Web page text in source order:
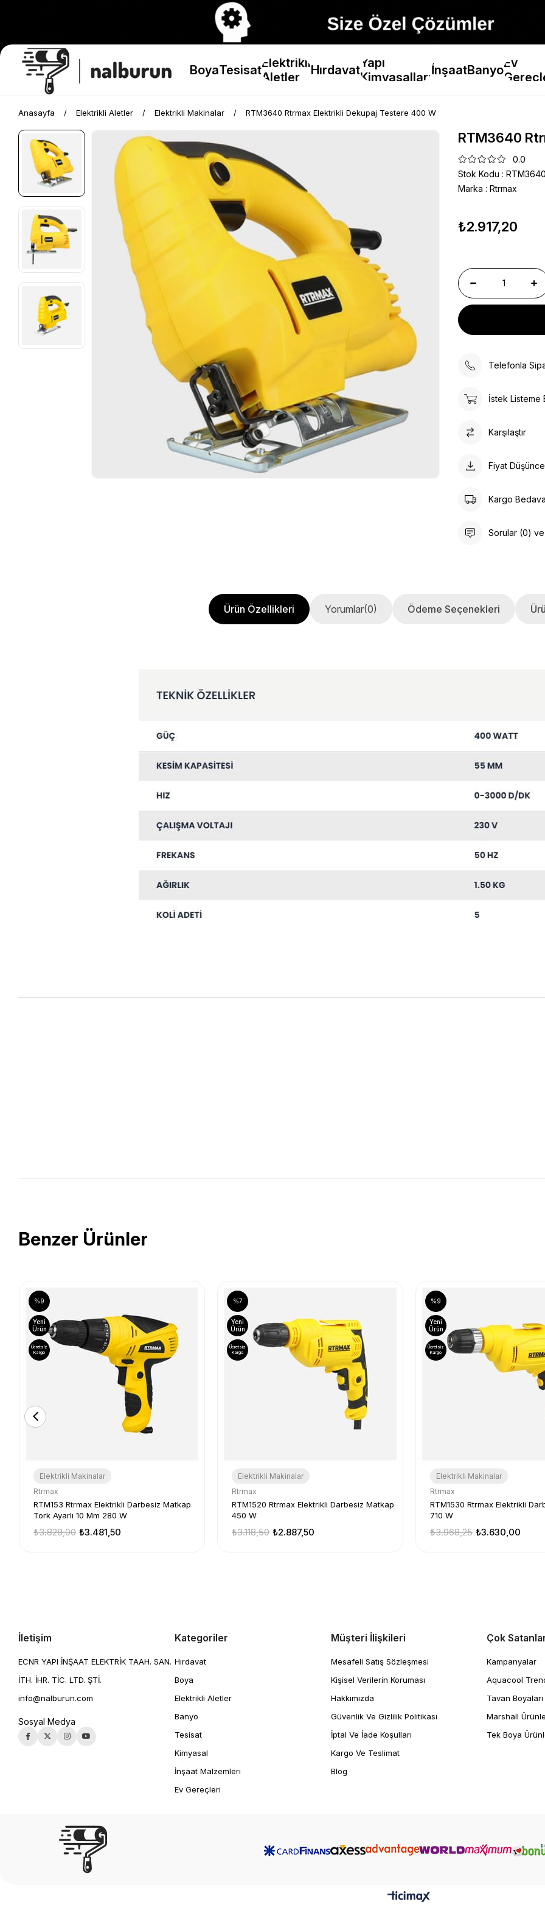
BoyaTesisatElektrikli
Aletler
HırdavatYapı
KimyasallarıİnşaatBanyoEv
Anasayfa Elektrikli Aletler Elektrikli Makinalar RTM3640 Rtrmax Elektrikli Dekupaj Testere 400 W
RTM3640
0.0
Stok Kodu
RTM3640
Marka : Rtrmax
₺2.917,20
Telefonla
İstek Listeme
Karşılaştır
Fiyat
Kargo Bedava
Sorular (0)
Ürün Özellikleri Yorumlar(0) Ödeme Seçenekleri
Benzer Ürünler
Elektrikli Makinalar
Rtrmax
RTM153 Rtrmax Elektrikli Darbesiz Matkap
Tork Ayarlı 10 Mm 280 W
₺3.481,50
₺3.828,00
%9
Yeni
Ürün
Ücretsiz
Kargo
Elektrikli Makinalar
Rtrmax
RTM1520 Rtrmax Elektrikli Darbesiz Matkap
450 W
₺2.887,50
₺3.118,50
%7
Yeni
Ürün
Ücretsiz
Kargo
Elektrikli Makinalar
Rtrmax
RTM1530 Rtrmax Elektrikli
710 W
₺3.630,00
₺3.968,25
%9
Yeni
Ürün
Ücretsiz
Kargo
İletişim
ECNR YAPI İNŞAAT ELEKTRİK TAAH. SAN.
İTH. İHR. TİC. LTD. ŞTİ.
info@nalburun.com
Sosyal Medya
Kategoriler
Hırdavat
Boya
Elektrikli Aletler
Banyo
Tesisat
Kimyasal
İnşaat Malzemleri
Ev Gereçleri
Müşteri İlişkileri
Mesafeli Satış Sözleşmesi
Kişisel Verilerin Koruması
Hakkımızda
Güvenlik Ve Gizlilik Politikası
İptal Ve İade Koşulları
Kargo Ve Teslimat
Blog
Çok
Kampanyalar
Aquacool
Tavan Boyaları
Marshall
Tek Boya